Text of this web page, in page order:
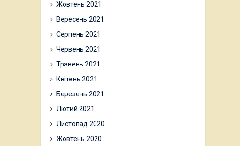
Жовтень 2021
Вересень 2021
Серпень 2021
Червень 2021
Травень 2021
Квітень 2021
Березень 2021
Лютий 2021
Листопад 2020
Жовтень 2020